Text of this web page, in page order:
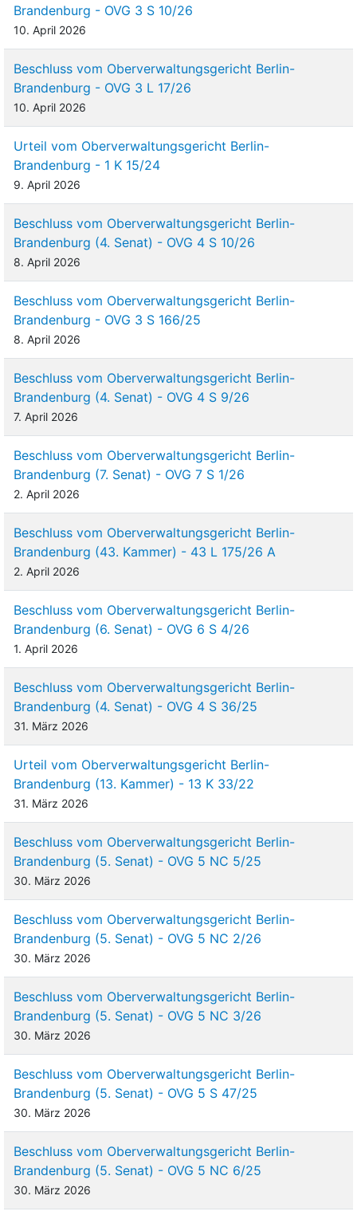
Brandenburg - OVG 3 S 10/26
10. April 2026
Beschluss vom Oberverwaltungsgericht Berlin-
Brandenburg - OVG 3 L 17/26
10. April 2026
Urteil vom Oberverwaltungsgericht Berlin-
Brandenburg - 1 K 15/24
9. April 2026
Beschluss vom Oberverwaltungsgericht Berlin-
Brandenburg (4. Senat) - OVG 4 S 10/26
8. April 2026
Beschluss vom Oberverwaltungsgericht Berlin-
Brandenburg - OVG 3 S 166/25
8. April 2026
Beschluss vom Oberverwaltungsgericht Berlin-
Brandenburg (4. Senat) - OVG 4 S 9/26
7. April 2026
Beschluss vom Oberverwaltungsgericht Berlin-
Brandenburg (7. Senat) - OVG 7 S 1/26
2. April 2026
Beschluss vom Oberverwaltungsgericht Berlin-
Brandenburg (43. Kammer) - 43 L 175/26 A
2. April 2026
Beschluss vom Oberverwaltungsgericht Berlin-
Brandenburg (6. Senat) - OVG 6 S 4/26
1. April 2026
Beschluss vom Oberverwaltungsgericht Berlin-
Brandenburg (4. Senat) - OVG 4 S 36/25
31. März 2026
Urteil vom Oberverwaltungsgericht Berlin-
Brandenburg (13. Kammer) - 13 K 33/22
31. März 2026
Beschluss vom Oberverwaltungsgericht Berlin-
Brandenburg (5. Senat) - OVG 5 NC 5/25
30. März 2026
Beschluss vom Oberverwaltungsgericht Berlin-
Brandenburg (5. Senat) - OVG 5 NC 2/26
30. März 2026
Beschluss vom Oberverwaltungsgericht Berlin-
Brandenburg (5. Senat) - OVG 5 NC 3/26
30. März 2026
Beschluss vom Oberverwaltungsgericht Berlin-
Brandenburg (5. Senat) - OVG 5 S 47/25
30. März 2026
Beschluss vom Oberverwaltungsgericht Berlin-
Brandenburg (5. Senat) - OVG 5 NC 6/25
30. März 2026